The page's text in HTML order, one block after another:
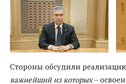
Стороны обсудили
важнейший из которых–